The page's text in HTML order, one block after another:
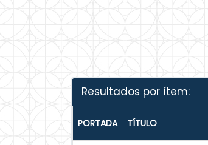
Resultados por ítem:
PORTADA TÍTULO